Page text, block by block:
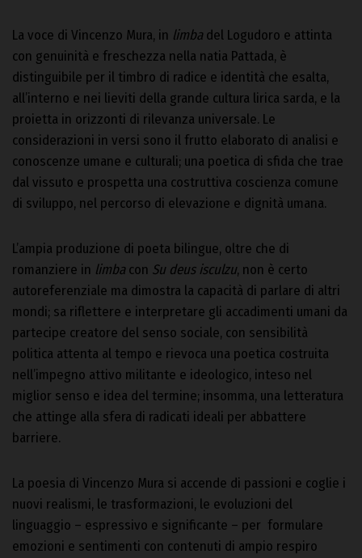
La voce di Vincenzo Mura, in limba del Logudoro e attinta
con genuinità e freschezza nella natia Pattada, è
distinguibile per il timbro di radice e identità che esalta,
all’interno e nei lieviti della grande cultura lirica sarda, e la
proietta in orizzonti di rilevanza universale. Le
considerazioni in versi sono il frutto elaborato di analisi e
conoscenze umane e culturali; una poetica di sfida che trae
dal vissuto e prospetta una costruttiva coscienza comune
di sviluppo, nel percorso di elevazione e dignità umana.
L’ampia produzione di poeta bilingue, oltre che di
romanziere in limba con Su deus isculzu, non è certo
autoreferenziale ma dimostra la capacità di parlare di altri
mondi; sa riflettere e interpretare gli accadimenti umani da
partecipe creatore del senso sociale, con sensibilità
politica attenta al tempo e rievoca una poetica costruita
nell’impegno attivo militante e ideologico, inteso nel
miglior senso e idea del termine; insomma, una letteratura
che attinge alla sfera di radicati ideali per abbattere
barriere.
La poesia di Vincenzo Mura si accende di passioni e coglie i
nuovi realismi, le trasformazioni, le evoluzioni del
linguaggio – espressivo e significante – per formulare
emozioni e sentimenti con contenuti di ampio respiro